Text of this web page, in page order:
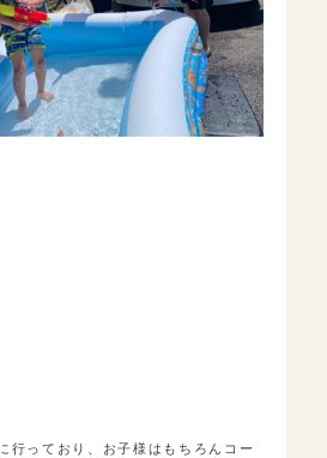
行っており、お子様はもちろんコー